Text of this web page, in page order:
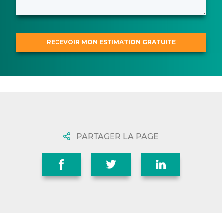
PARTAGER LA PAGE